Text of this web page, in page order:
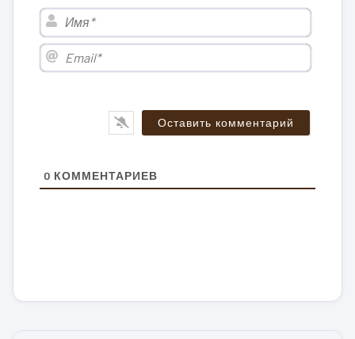
Имя*
Email*
0 КОММЕНТАРИЕВ